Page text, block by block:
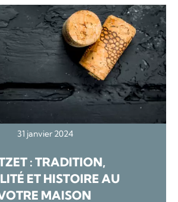
31 janvier 2024
: TRADITION,
ET HISTOIRE AU
MAISON